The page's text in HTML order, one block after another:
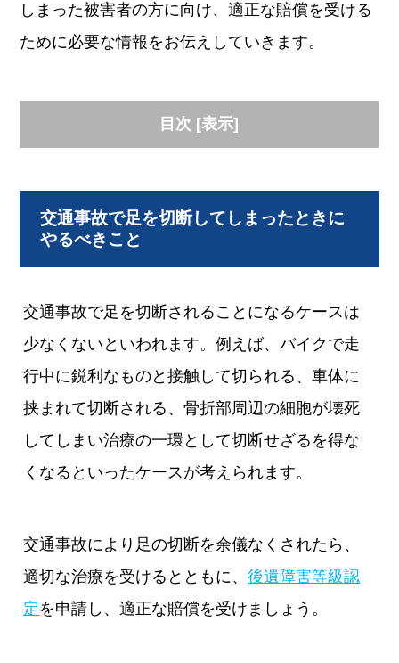
しまった被害者の方に向け、適正な賠償を受ける
ために必要な情報をお伝えしていきます。
目次 [表示]
交通事故で足を切断してしまったときに
やるべきこと
交通事故で足を切断されることになるケースは
少なくないといわれます。例えば、バイクで走
行中に鋭利なものと接触して切られる、車体に
挟まれて切断される、骨折部周辺の細胞が壊死
してしまい治療の一環として切断せざるを得な
くなるといったケースが考えられます。
交通事故により足の切断を余儀なくされたら、
適切な治療を受けるとともに、後遺障害等級認
定 を申請し、適正な賠償を受けましょう。